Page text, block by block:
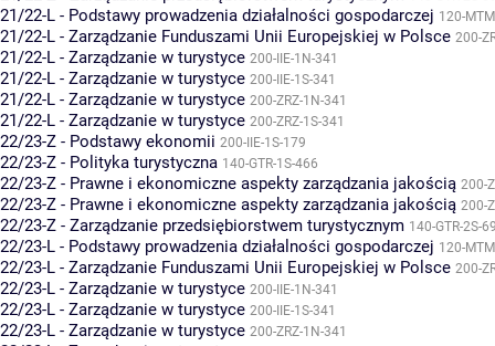
21/22-L - Podstawy prowadzenia działalności gospodarczej 120-
21/22-L - Zarządzanie Funduszami Unii Europejskiej w Polsce 200-
21/22-L - Zarządzanie w turystyce 200-IIE-1N-341
21/22-L - Zarządzanie w turystyce 200-IIE-1S-341
21/22-L - Zarządzanie w turystyce 200-ZRZ-1N-341
21/22-L - Zarządzanie w turystyce 200-ZRZ-1S-341
22/23-Z - Podstawy ekonomii 200-IIE-1S-179
22/23-Z - Polityka turystyczna 140-GTR-1S-466
22/23-Z - Prawne i ekonomiczne aspekty zarządzania jakością 200-
22/23-Z - Prawne i ekonomiczne aspekty zarządzania jakością 200-
22/23-Z - Zarządzanie przedsiębiorstwem turystycznym 140-GTR-2S-
22/23-L - Podstawy prowadzenia działalności gospodarczej 120-
22/23-L - Zarządzanie Funduszami Unii Europejskiej w Polsce 200-
22/23-L - Zarządzanie w turystyce 200-IIE-1N-341
22/23-L - Zarządzanie w turystyce 200-IIE-1S-341
22/23-L - Zarządzanie w turystyce 200-ZRZ-1N-341